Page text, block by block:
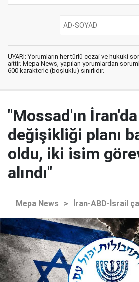
UYARI: Yorumların her türlü cezai ve hukuki
aittir. Mepa News, yapılan yorumlardan
600 karakterle (boşluklu) sınırlıdır.
"Mossad'ın
değişikliği planı
oldu, iki isim
alındı"
Mepa News > İran-ABD-İsrail